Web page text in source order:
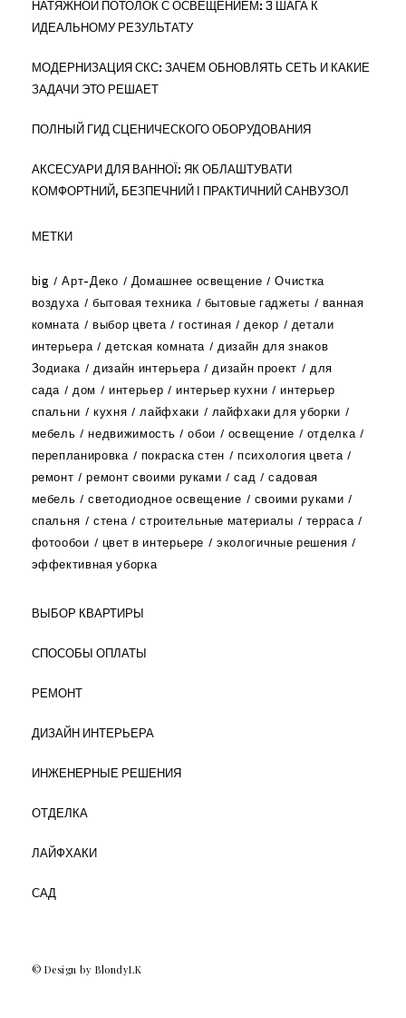
НАТЯЖНОЙ ПОТОЛОК С ОСВЕЩЕНИЕМ: 3 ШАГА К
ИДЕАЛЬНОМУ РЕЗУЛЬТАТУ
МОДЕРНИЗАЦИЯ СКС: ЗАЧЕМ ОБНОВЛЯТЬ СЕТЬ И КАКИЕ
ЗАДАЧИ ЭТО РЕШАЕТ
ПОЛНЫЙ ГИД СЦЕНИЧЕСКОГО ОБОРУДОВАНИЯ
АКСЕСУАРИ ДЛЯ ВАННОЇ: ЯК ОБЛАШТУВАТИ
КОМФОРТНИЙ, БЕЗПЕЧНИЙ І ПРАКТИЧНИЙ САНВУЗОЛ
МЕТКИ
big Арт-Деко Домашнее освещение
Очистка
воздуха
бытовая техника бытовые гаджеты
ванная
комната
выбор цвета гостиная декор
детали
интерьера
детская комната
дизайн для знаков
Зодиака
дизайн интерьера дизайн проект
для
сада
дом интерьер интерьер кухни
интерьер
спальни
кухня лайфхаки
лайфхаки для уборки
мебель
недвижимость обои освещение
отделка
перепланировка
покраска стен
психология цвета
ремонт
ремонт своими руками сад
садовая
мебель
светодиодное освещение
своими руками
спальня
стена строительные материалы
терраса
фотообои
цвет в интерьере
экологичные решения
эффективная уборка
ВЫБОР КВАРТИРЫ
СПОСОБЫ ОПЛАТЫ
РЕМОНТ
ДИЗАЙН ИНТЕРЬЕРА
ИНЖЕНЕРНЫЕ РЕШЕНИЯ
ОТДЕЛКА
ЛАЙФХАКИ
САД
© Design by BlondyLK